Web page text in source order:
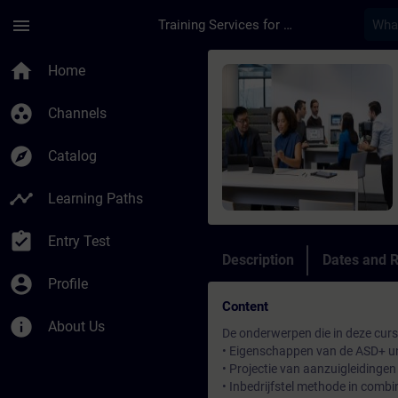
menu Training Services for Digital Industries
home Home
group_work Channels
explore Catalog
timeline Learning Paths
assignment_turned_in Entry Test
account_circle Profile
info About Us
Course -
Description Dates and
Content
De onderwerpen die in deze
• Eigenschappen van de ASD+
• Projectie van
• Inbedrijfstel methode in